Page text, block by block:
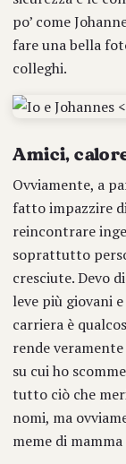
po’ come
fare una bella
colleghi.
Amici,
Ovviamente, a
fatto impazzire
reincontrare
soprattutto
cresciute. Devo
leve più giovani
carriera è
rende
su cui ho
tutto ciò che
nomi, ma
meme di